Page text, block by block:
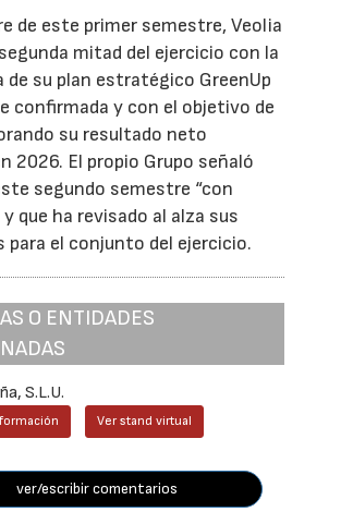
de este primer semestre, Veolia
mitad del ejercicio con la
su plan estratégico GreenUp
confirmada y con el objetivo de
su resultado neto
2026. El propio Grupo señaló
segundo semestre “con
que ha revisado al alza sus
para el conjunto del ejercicio.
O ENTIDADES
S.L.U.
Ver stand virtual
ver/escribir comentarios